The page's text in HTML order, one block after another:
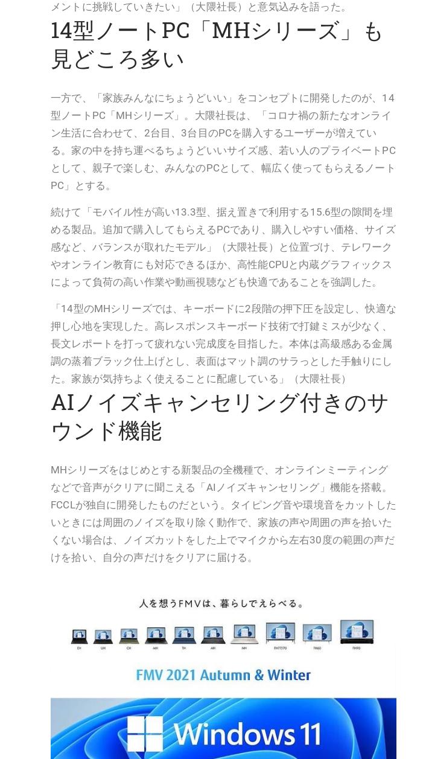
メントに挑戦していきたい」（大隈社長）と意気込みを語った。
14型ノートPC「MHシリーズ」も
見どころ多い
一方で、「家族みんなにちょうどいい」をコンセプトに開発したのが、14
型ノートPC「MHシリーズ」。大隈社長は、「コロナ禍の新たなオンライ
ン生活に合わせて、2台目、3台目のPCを購入するユーザーが増えてい
る。家の中を持ち運べるちょうどいいサイズ感、若い人のプライベートPC
として、親子で楽しむ、みんなのPCとして、幅広く使ってもらえるノート
PC」とする。
続けて「モバイル性が高い13.3型、据え置きで利用する15.6型の隙間を埋
める製品。追加で購入してもらえるPCであり、購入しやすい価格、サイズ
感など、バランスが取れたモデル」（大隈社長）と位置づけ、テレワーク
やオンライン教育にも対応できるほか、高性能CPUと内蔵グラフィックス
によって負荷の高い作業や動画視聴なども快適であることを強調した。
「14型のMHシリーズでは、キーボードに2段階の押下圧を設定し、快適な
押し心地を実現した。高レスポンスキーボード技術で打鍵ミスが少なく、
長文レポートを打って疲れない完成度を目指した。本体は高級感ある金属
調の蒸着ブラック仕上げとし、表面はマット調のサラっとした手触りにし
た。家族が気持ちよく使えることに配慮している」（大隈社長）
AIノイズキャンセリング付きのサ
ウンド機能
MHシリーズをはじめとする新製品の全機種で、オンラインミーティング
などで音声がクリアに聞こえる「AIノイズキャンセリング」機能を搭載。
FCCLが独自に開発したものだという。タイピング音や環境音をカットした
いときには周囲のノイズを取り除く動作で、家族の声や周囲の声を拾いた
くない場合は、ノイズカットをした上でマイクから左右30度の範囲の声だ
けを拾い、自分の声だけをクリアに届ける。